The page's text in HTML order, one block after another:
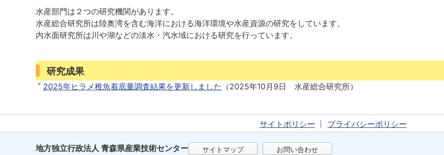
水産部門は２つの研究機関があります。
水産総合研究所は陸奥湾を含む海洋における海洋環境や水産資源の研究をしています。
内水面研究所は川や湖などの淡水・汽水域における研究を行っています。
研究成果
2025年ヒラメ稚魚着底量調査結果を更新しました （2025年10月9日 水産総合研究所）
サイトポリシー プライバシーポリシー
地方独立行政法人 青森県産業技術センター サイトマップ お問い合わせ